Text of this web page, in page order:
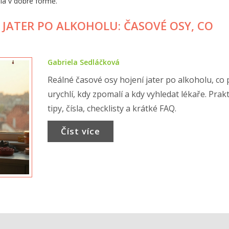
PO ALKOHOLU: ČASOVÉ OSY, CO
Gabriela Sedláčková
Reálné časové osy hojení jater po alkoholu, co
urychlí, kdy zpomalí a kdy vyhledat lékaře.
tipy, čísla, checklisty a krátké FAQ.
Číst více